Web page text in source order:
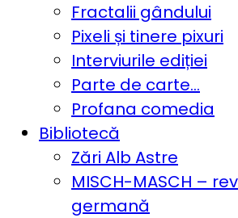
Fractalii gândului
Pixeli și tinere pixuri
Interviurile ediției
Parte de carte…
Profana comedia
Bibliotecă
Zări Alb Astre
MISCH-MASCH –
germană